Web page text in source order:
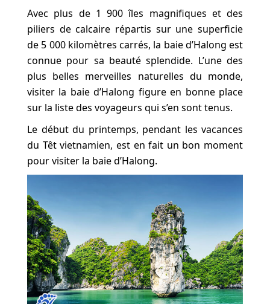
Avec plus de 1 900 îles magnifiques et des
piliers de calcaire répartis sur une superficie
de 5 000 kilomètres carrés, la baie d’Halong est
connue pour sa beauté splendide. L’une des
plus belles merveilles naturelles du monde,
visiter la baie d’Halong figure en bonne place
sur la liste des voyageurs qui s’en sont tenus.
Le début du printemps, pendant les vacances
du Têt vietnamien, est en fait un bon moment
pour visiter la baie d’Halong.